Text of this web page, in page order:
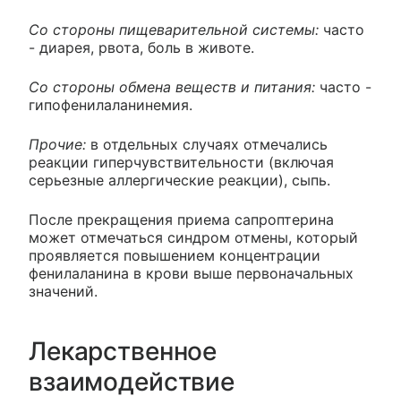
Со стороны пищеварительной системы: часто
- диарея, рвота, боль в животе.
Со стороны обмена веществ и питания: часто -
гипофенилаланинемия.
Прочие: в отдельных случаях отмечались
реакции гиперчувствительности (включая
серьезные аллергические реакции), сыпь.
После прекращения приема сапроптерина
может отмечаться синдром отмены, который
проявляется повышением концентрации
фенилаланина в крови выше первоначальных
значений.
Лекарственное
взаимодействие